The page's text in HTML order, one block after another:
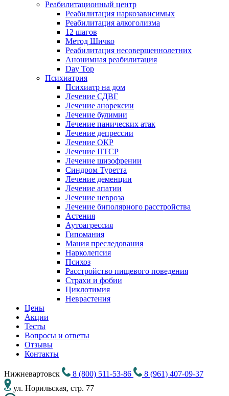
Реабилитационный центр
Реабилитация наркозависимых
Реабилитация алкоголизма
12 шагов
Метод Шичко
Реабилитация несовершеннолетних
Анонимная реабилитация
Day Top
Психиатрия
Психиатр на дом
Лечение СДВГ
Лечение анорексии
Лечение булимии
Лечение панических атак
Лечение депрессии
Лечение ОКР
Лечение ПТСР
Лечение шизофрении
Синдром Туретта
Лечение деменции
Лечение апатии
Лечение невроза
Лечение биполярного расстройства
Астения
Аутоагрессия
Гипомания
Мания преследования
Нарколепсия
Психоз
Расстройство пищевого поведения
Cтрахи и фобии
Циклотимия
Неврастения
Цены
Акции
Тесты
Вопросы и ответы
Отзывы
Контакты
Нижневартовск 8 (800) 511-53-86
8 (961) 407-09-37
ул. Норильская, стр. 77